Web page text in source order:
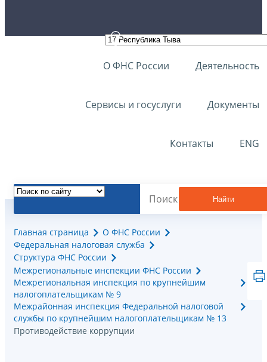
О ФНС России Деятельность
Сервисы и госуслуги Документы
Контакты ENG
Найти
Главная страница
О ФНС России
Федеральная налоговая служба
Структура ФНС России
Межрегиональные инспекции ФНС России
Межрегиональная инспекция по крупнейшим
налогоплательщикам № 9
Межрайонная инспекция Федеральной налоговой
службы по крупнейшим налогоплательщикам № 13
Противодействие коррупции